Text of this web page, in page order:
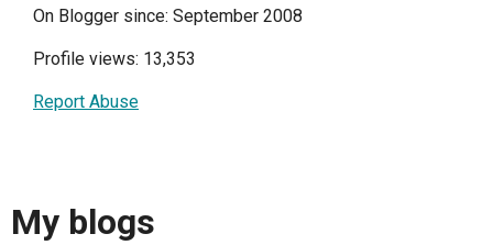
On Blogger since: September 2008
Profile views: 13,353
Report Abuse
My blogs